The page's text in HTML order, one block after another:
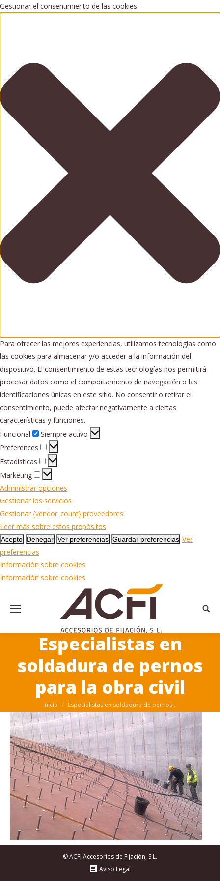
Gestionar el consentimiento de las cookies
Para ofrecer las mejores experiencias, utilizamos tecnologías como
las cookies para almacenar y/o acceder a la información del
dispositivo. El consentimiento de estas tecnologías nos permitirá
procesar datos como el comportamiento de navegación o las
identificaciones únicas en este sitio. No consentir o retirar el
consentimiento, puede afectar negativamente a ciertas
características y funciones.
Funcional
Funcional
Siempre activo
Preferences
Preferences
Estadísticas
Estadísticas
Marketing
Marketing
Administrar opciones
Gestionar los servicios
Gestionar {vendor_count} proveedores
Leer más sobre estos propósitos
Acepto Denegar Ver preferencias Guardar preferencias Ver
preferencias
Información sobre cookies
Información sobre cookies
Especialistas en
soldadura de pernos
para la obra civil
Inicio Especialistas en soldadura de pernos…
© ACFI Accesorios de Fijación, S.L.
Aviso Legal